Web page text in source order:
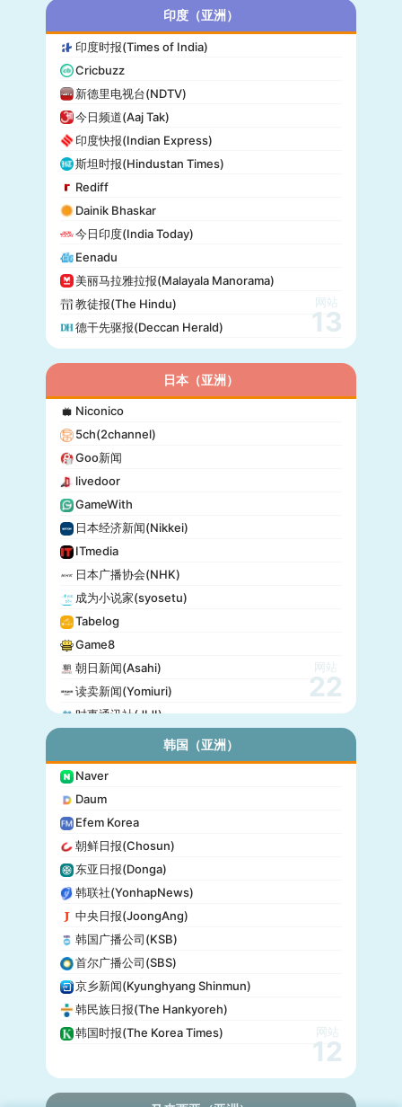
赫尔辛基日报(Helsingin Sanomat)
Origo
爱尔兰时报(Irish Times)
独立报(Independent)
MTV Uutiset
24.hu
晚邮报(Aftenposten)
DirBg
阿罗(Alo!)
政治报(Politiken)
24 Chasa
Fakti
印度（亚洲）
印度时报(Times of India)
Cricbuzz
新德里电视台(NDTV)
今日频道(Aaj Tak)
印度快报(Indian Express)
斯坦时报(Hindustan Times)
Rediff
Dainik Bhaskar
今日印度(India Today)
Eenadu
美丽马拉雅拉报(Malayala Manorama)
教徒报(The Hindu)
德干先驱报(Deccan Herald)
网站
13
日本（亚洲）
Niconico
5ch(2channel)
Goo新闻
livedoor
GameWith
日本经济新闻(Nikkei)
ITmedia
日本广播协会(NHK)
成为小说家(syosetu)
Tabelog
Game8
朝日新闻(Asahi)
读卖新闻(Yomiuri)
时事通讯社(JIJI)
产经新闻(Sankei)
东京放送(TBS)
朝日电视台(TV Asahi)
东京电视台(TV Tokyo)
日本电视台(NTV)
富士电视台(Fuji TV)
日本时报(Japan Times)
网站
22
韩国（亚洲）
Naver
Daum
Efem Korea
朝鲜日报(Chosun)
东亚日报(Donga)
韩联社(YonhapNews)
中央日报(JoongAng)
韩国广播公司(KSB)
首尔广播公司(SBS)
京乡新闻(Kyunghyang Shinmun)
韩民族日报(The Hankyoreh)
韩国时报(The Korea Times)
网站
12